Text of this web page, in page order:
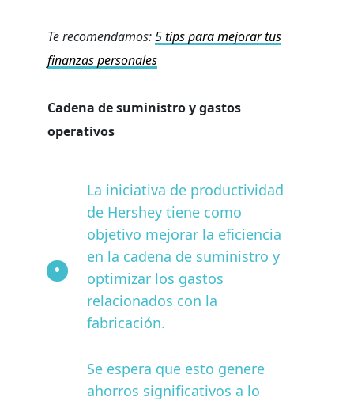
Te recomendamos:5 tips para mejorar tus
finanzas personales
Cadena de suministro y gastos
operativos
La iniciativa de productividad
de Hershey tiene como
objetivo mejorar la eficiencia
en la cadena de suministro y
optimizar los gastos
relacionados con la
fabricación.
Se espera que esto genere
ahorros significativos a lo